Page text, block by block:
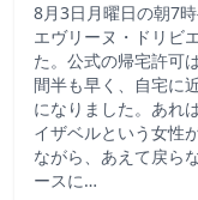
8月3日月曜日の朝7
エヴリーヌ・ドリビ
た。公式の帰宅許可
間半も早く、自宅に
になりました。あれ
イザベルという女性
ながら、あえて戻ら
ースに…